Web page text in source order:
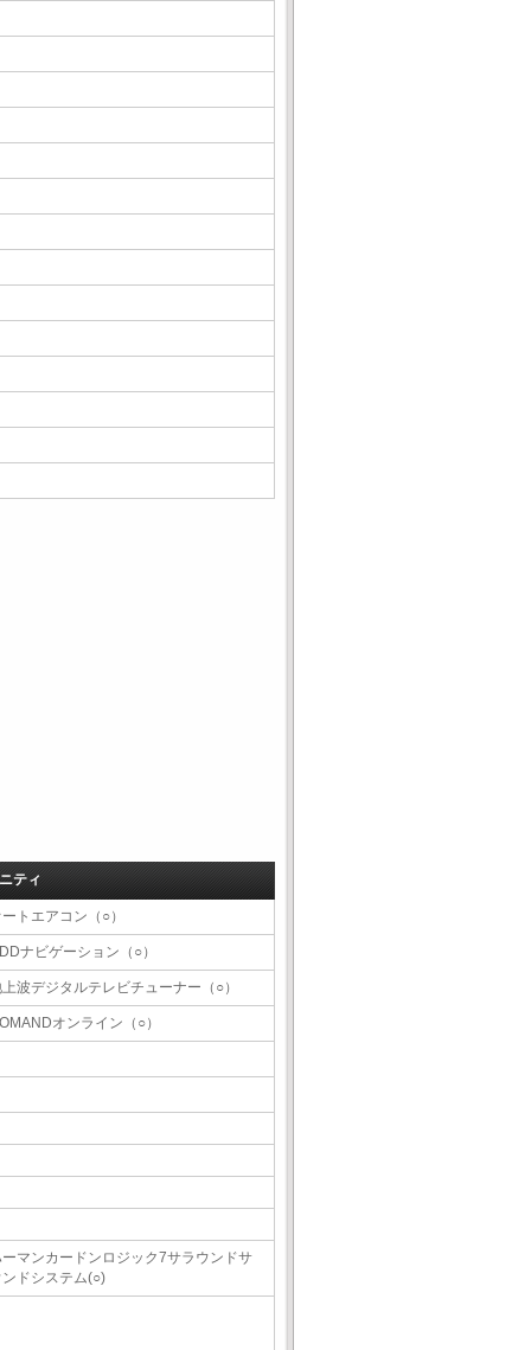
ティ
トエアコン（○）
ナビゲーション（○）
波デジタルテレビチューナー（○）
オンライン（○）
マンカードンロジック7サラウンドサ
ドシステム(○)